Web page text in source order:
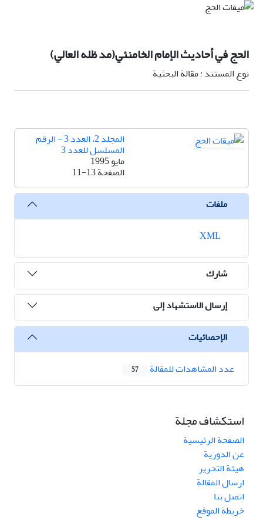
الحج في أحاديث الإمام الخامنئي(مد ظله العالي)
نوع المستند : مقالة البحثية
المجلد 2، العدد 3 - الرقم
المسلسل للعدد 3
مايو 1995
الصفحة11-13
ملفات
شارك
إرسال الاستشهاد إلى
الإحصائيات
عدد المشاهدات للمقالة
57
استكشاف مجلة
الصفحة الرئيسية
عن الدورية
هيئة التحرير
ارسال المقالة
اتصل بنا
خريطة الموقع